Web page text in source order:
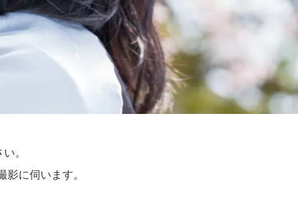
。
に伺います。